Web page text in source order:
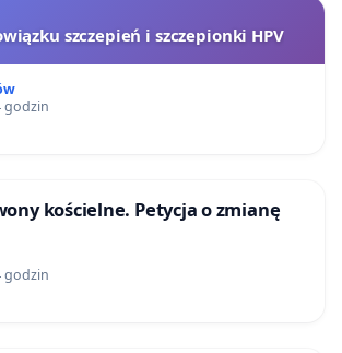
szczepień i szczepionki HPV
godzin
kościelne. Petycja o zmianę
godzin